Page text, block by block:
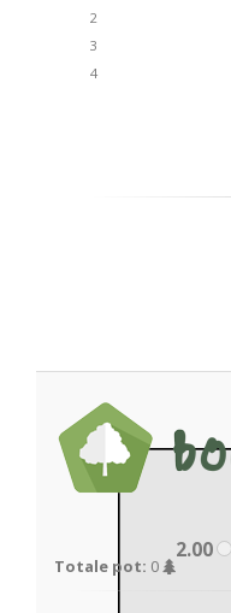
2
3
4
Totale pot: 0
2.00